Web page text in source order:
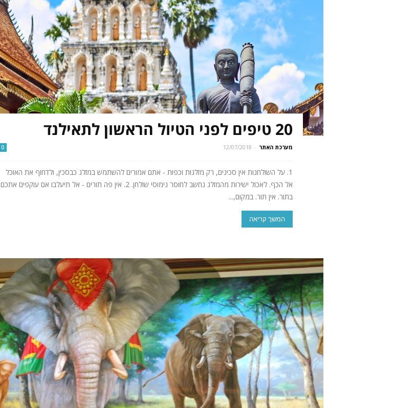
20 טיפים לפני הטיול הראשון לתאילנד
מערכת האתר -
12/07/2018
0
1. על השולחנות אין סכינים, רק מזלגות וכפות - אתם אמורים להשתמש במזלג כבסכין, ולדחוף את האוכל
אל הכף. לאכול ישירות מהמזלג נחשב לחוסר נימוסי שולחן. 2. אין פה תורים - אל תיעלבו אם עוקפים אתכם
בתור. אין תור. במקום,...
המשך קריאה